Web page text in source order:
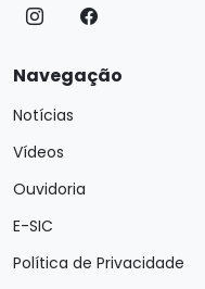
Navegação
Notícias
Vídeos
Ouvidoria
E-SIC
Política de Privacidade